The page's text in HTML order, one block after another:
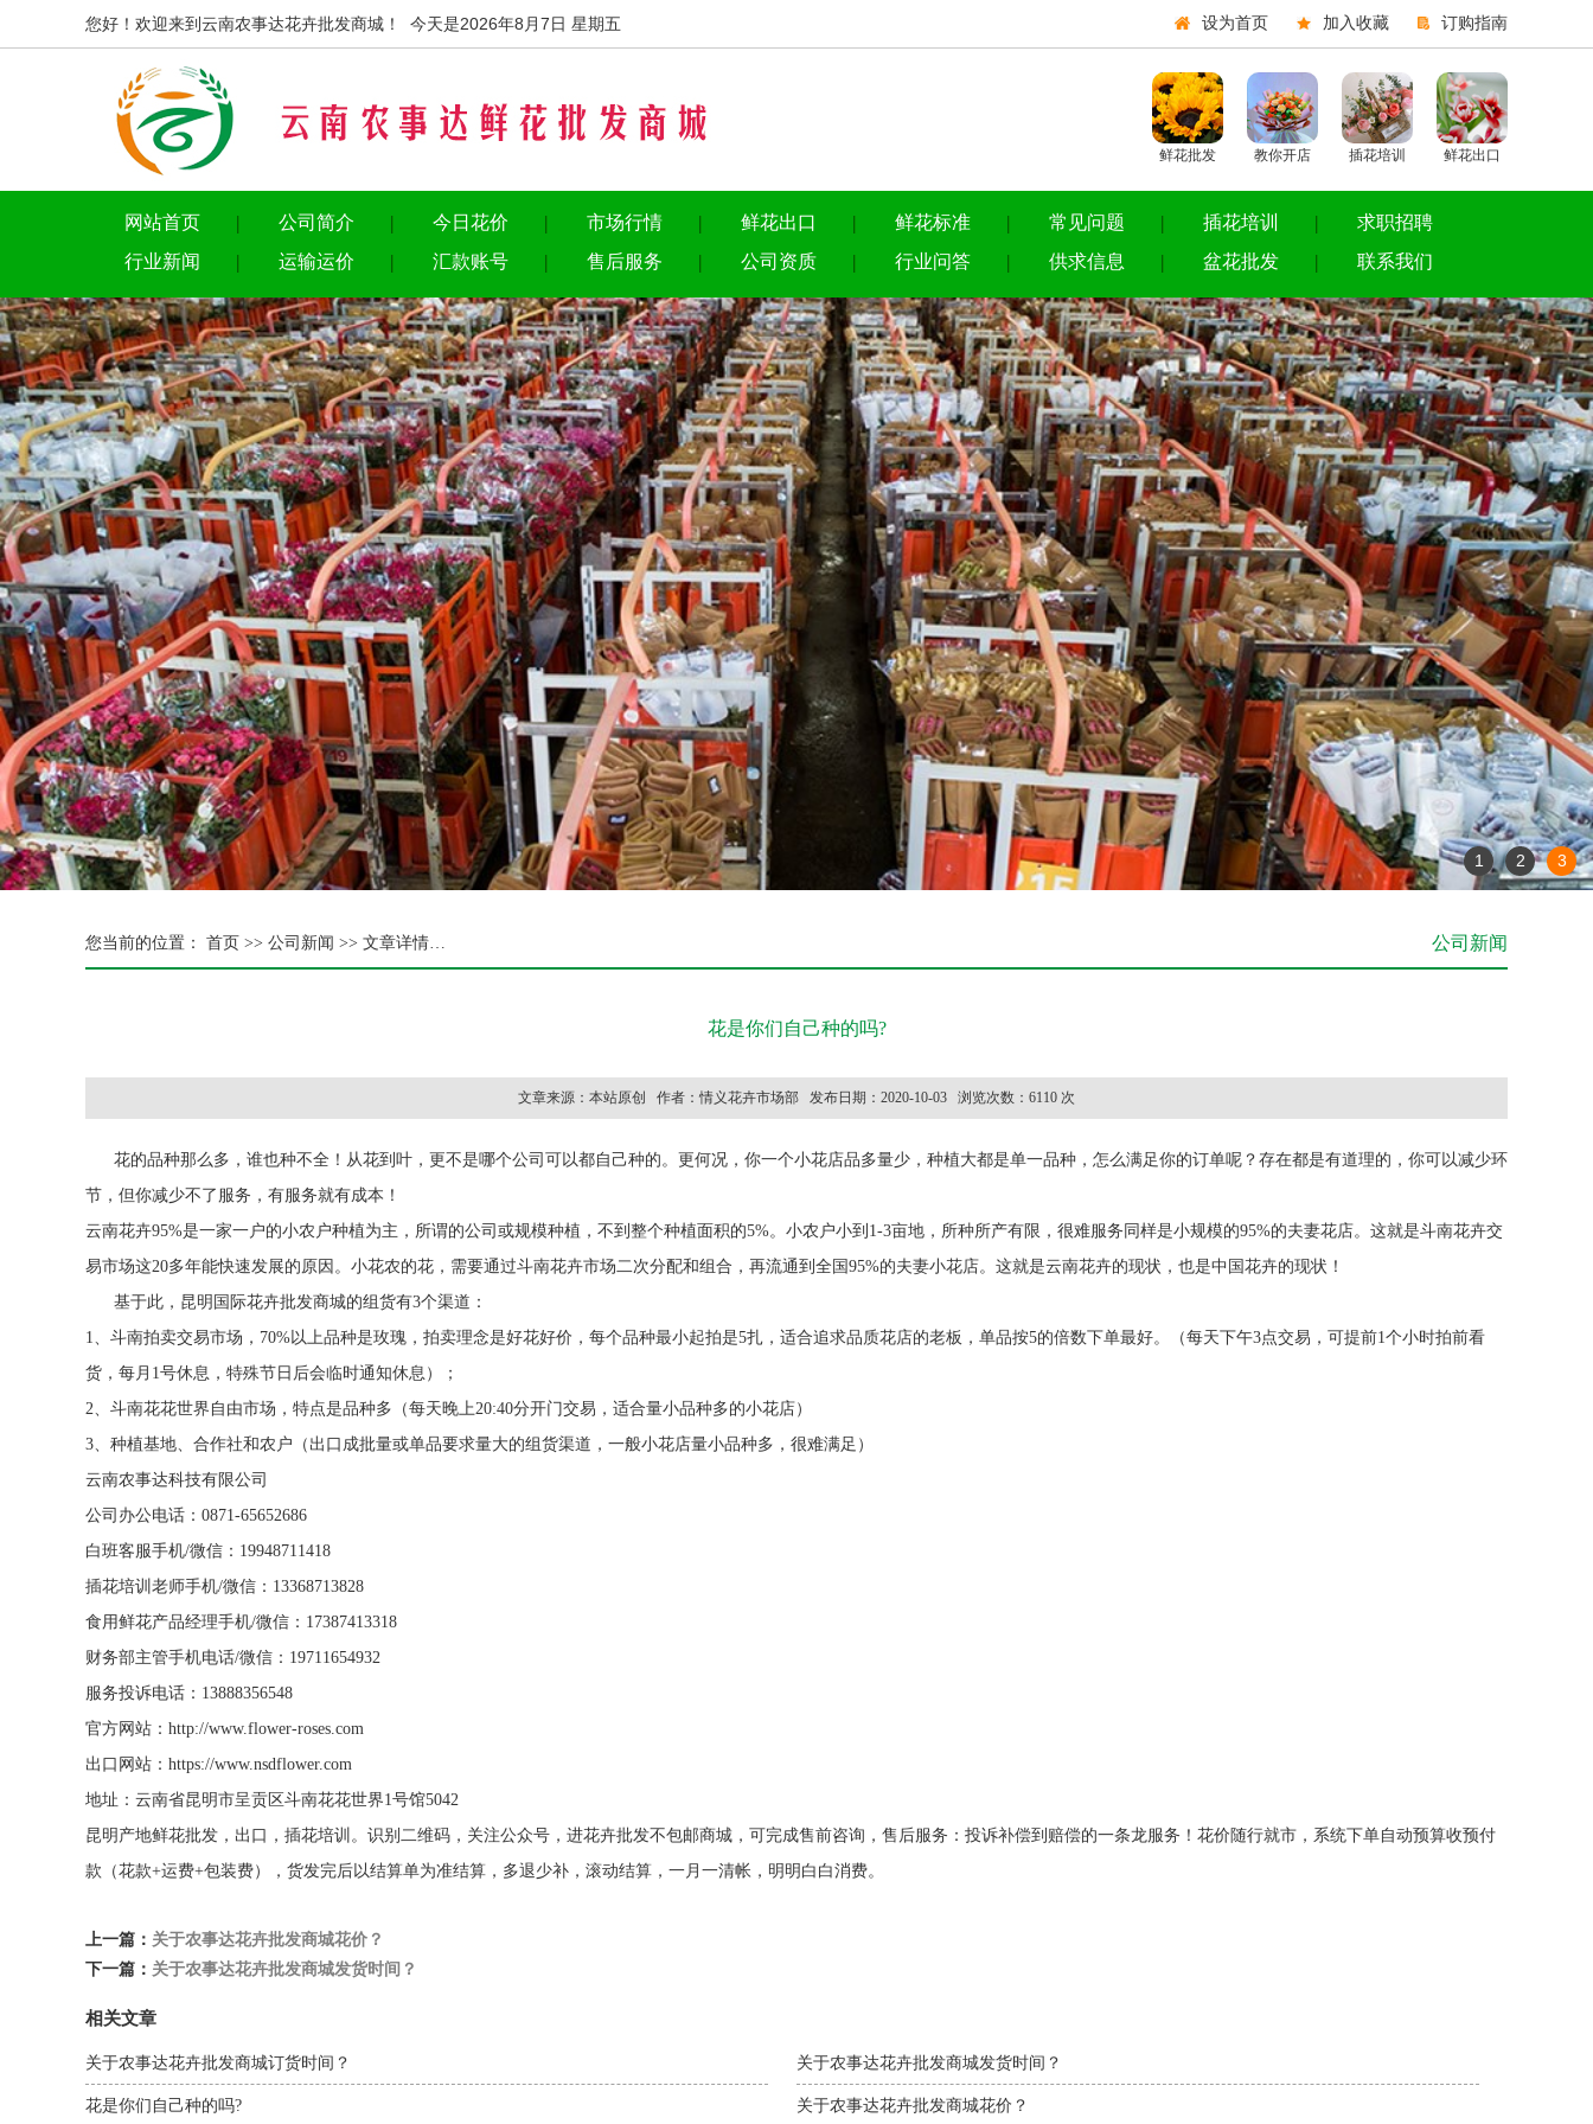
您好！欢迎来到云南农事达花卉批发商城！ 今天是2026年8月7日 星期五 设为首页 加入收藏 订购指南
鲜花批发 教你开店 插花培训 鲜花出口
网站首页 公司简介 今日花价 市场行情 鲜花出口 鲜花标准 常见问题 插花培训
求职招聘
行业新闻
运输运价 汇款账号 售后服务 公司资质 行业问答 供求信息 盆花批发 联系我们
1 2 3
您当前的位置： 首页 >> 公司新闻 >> 文章详情… 公司新闻
花是你们自己种的吗?
文章来源：本站原创 作者：情义花卉市场部 发布日期：2020-10-03 浏览次数：6110 次
花的品种那么多，谁也种不全！从花到叶，更不是哪个公司可以都自己种的。更何况，你一个小花店品多量少，种植大都是单一品种，怎么满足你的订单呢？存在都是有道理的，你可以减少环
节，但你减少不了服务，有服务就有成本！
云南花卉95%是一家一户的小农户种植为主，所谓的公司或规模种植，不到整个种植面积的5%。小农户小到1-3亩地，所种所产有限，很难服务同样是小规模的95%的夫妻花店。这就是斗南花卉交
易市场这20多年能快速发展的原因。小花农的花，需要通过斗南花卉市场二次分配和组合，再流通到全国95%的夫妻小花店。这就是云南花卉的现状，也是中国花卉的现状！
基于此，昆明国际花卉批发商城的组货有3个渠道：
1、斗南拍卖交易市场，70%以上品种是玫瑰，拍卖理念是好花好价，每个品种最小起拍是5扎，适合追求品质花店的老板，单品按5的倍数下单最好。（每天下午3点交易，可提前1个小时拍前看
货，每月1号休息，特殊节日后会临时通知休息）；
2、斗南花花世界自由市场，特点是品种多（每天晚上20:40分开门交易，适合量小品种多的小花店）
3、种植基地、合作社和农户（出口成批量或单品要求量大的组货渠道，一般小花店量小品种多，很难满足）
云南农事达科技有限公司
公司办公电话：0871-65652686
白班客服手机/微信：19948711418
插花培训老师手机/微信：13368713828
食用鲜花产品经理手机/微信：17387413318
财务部主管手机电话/微信：19711654932
服务投诉电话：13888356548
官方网站：http://www.flower-roses.com
出口网站：https://www.nsdflower.com
地址：云南省昆明市呈贡区斗南花花世界1号馆5042
昆明产地鲜花批发，出口，插花培训。识别二维码，关注公众号，进花卉批发不包邮商城，可完成售前咨询，售后服务：投诉补偿到赔偿的一条龙服务！花价随行就市，系统下单自动预算收预付
款（花款+运费+包装费），货发完后以结算单为准结算，多退少补，滚动结算，一月一清帐，明明白白消费。
上一篇： 关于农事达花卉批发商城花价？
下一篇： 关于农事达花卉批发商城发货时间？
相关文章
关于农事达花卉批发商城订货时间？ 关于农事达花卉批发商城发货时间？
花是你们自己种的吗? 关于农事达花卉批发商城花价？